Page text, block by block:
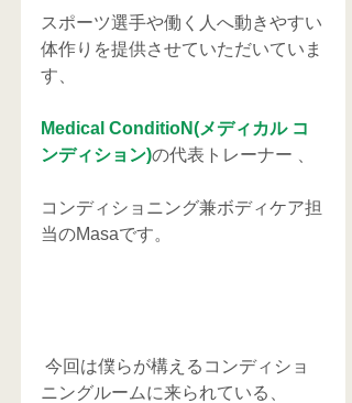
スポーツ選手や働く人へ動きやすい
体作りを提供させていただいていま
す、
Medical ConditioN(メディカル コ
ンディション)の代表トレーナー 、
コンディショニング兼ボディケア担
当のMasaです。
ニングルームに来られている、